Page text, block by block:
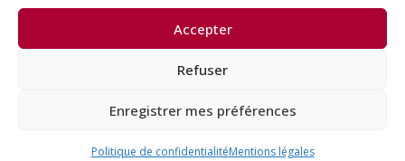
Accepter
Refuser
Enregistrer mes préférences
Politique de confidentialitéMentions légales
direction spirituelle de Thayé
Dorjé, Sa Sainteté le XVII Gyalwa
lignée karma kagyü, est membre